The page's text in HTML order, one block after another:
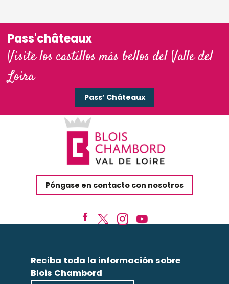
Pass'châteaux
Visite los castillos más bellos del Valle del
Loira
Pass’ Châteaux
Póngase en contacto con nosotros
Reciba toda la información sobre
Blois Chambord